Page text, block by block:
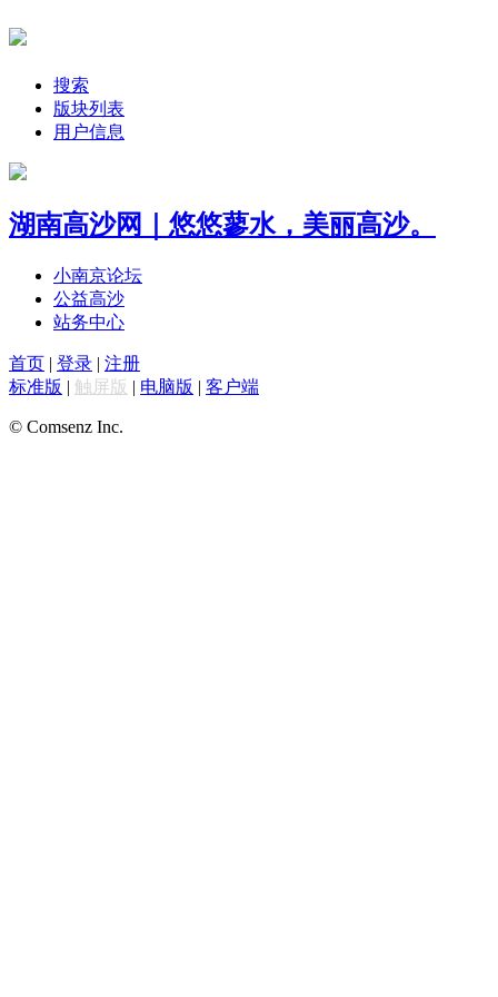
搜索
版块列表
用户信息
湖南高沙网｜悠悠蓼水，美丽高沙。
小南京论坛
公益高沙
站务中心
首页 | 登录 | 注册
标准版 | 触屏版 | 电脑版 | 客户端
© Comsenz Inc.